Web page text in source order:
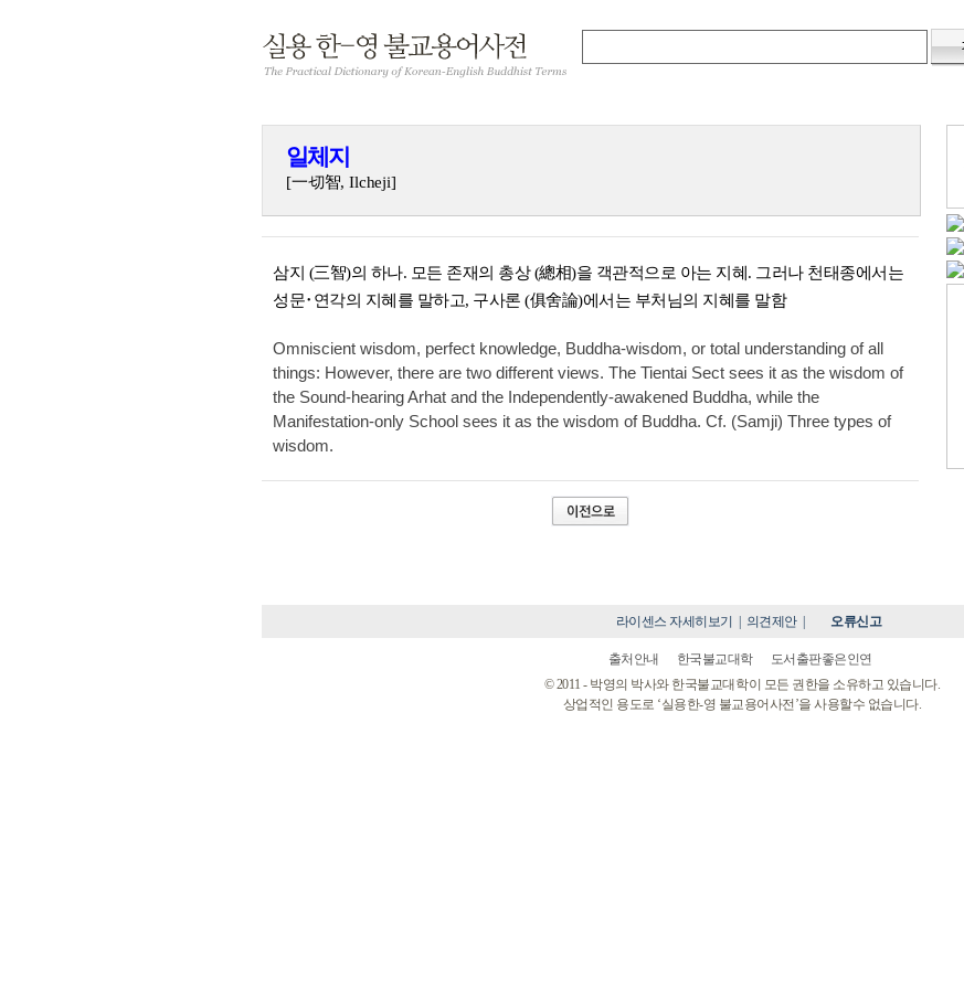
일체지
[一切智, Ilcheji]
삼지 (三智)의 하나. 모든 존재의 총상 (總相)을 객관적으로 아는 지혜. 그러나 천태종에서는
성문･연각의 지혜를 말하고, 구사론 (俱舍論)에서는 부처님의 지혜를 말함
Omniscient wisdom, perfect knowledge, Buddha-wisdom, or total understanding of all
things: However, there are two different views. The Tientai Sect sees it as the wisdom of
the Sound-hearing Arhat and the Independently-awakened Buddha, while the
Manifestation-only School sees it as the wisdom of Buddha. Cf. (Samji) Three types of
wisdom.
라이센스 자세히보기 의견제안| 오류신고
출처안내 한국불교대학
도서출판좋은인연
© 2011 - 박영의 박사와 한국불교대학이 모든 권한을 소유하고 있습니다.
상업적인 용도로 ‘실용한-영 불교용어사전’을 사용할수 없습니다.